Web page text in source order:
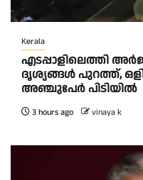
Kerala
എടപ്പാളിലെത്തി
ദൃശ്യങ്ങൾ പുറത്ത്,
അഞ്ചുപേർ പിടിയിൽ
3 hours ago vinaya k